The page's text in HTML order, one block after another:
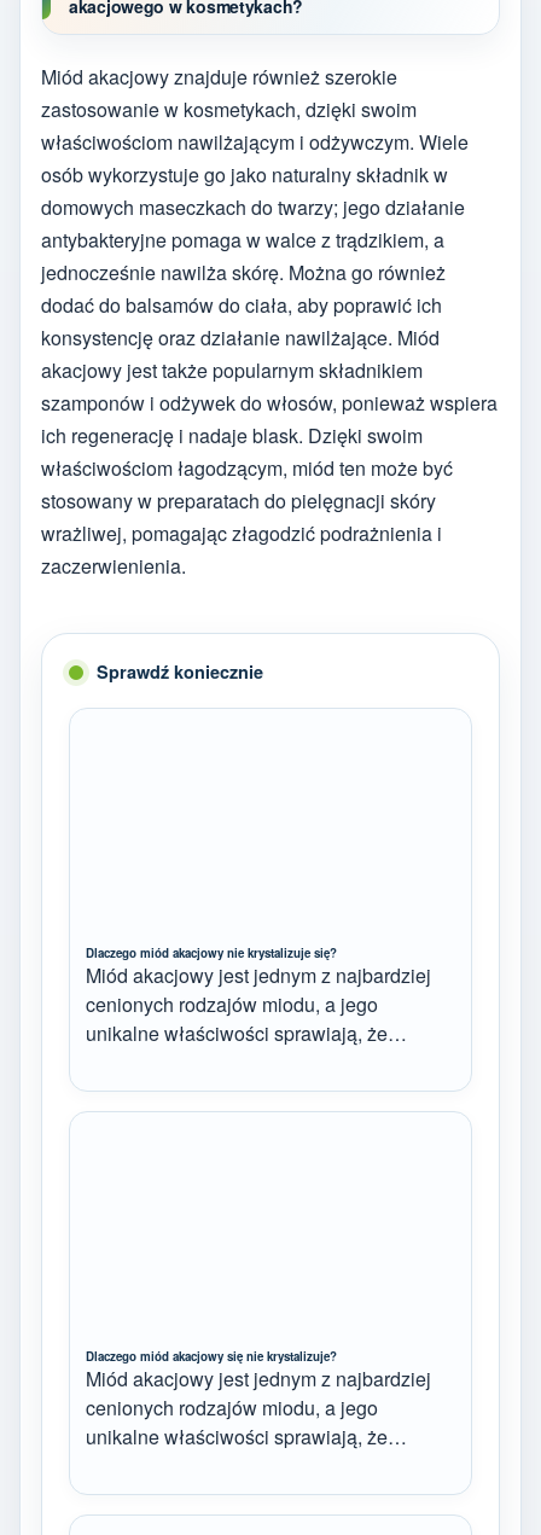
akacjowego w kosmetykach?
Miód akacjowy znajduje również szerokie
zastosowanie w kosmetykach, dzięki swoim
właściwościom nawilżającym i odżywczym. Wiele
osób wykorzystuje go jako naturalny składnik w
domowych maseczkach do twarzy; jego działanie
antybakteryjne pomaga w walce z trądzikiem, a
jednocześnie nawilża skórę. Można go również
dodać do balsamów do ciała, aby poprawić ich
konsystencję oraz działanie nawilżające. Miód
akacjowy jest także popularnym składnikiem
szamponów i odżywek do włosów, ponieważ wspiera
ich regenerację i nadaje blask. Dzięki swoim
właściwościom łagodzącym, miód ten może być
stosowany w preparatach do pielęgnacji skóry
wrażliwej, pomagając złagodzić podrażnienia i
zaczerwienienia.
Sprawdź koniecznie
Dlaczego miód akacjowy nie krystalizuje się?
Miód akacjowy jest jednym z najbardziej
cenionych rodzajów miodu, a jego
unikalne właściwości sprawiają, że…
Dlaczego miód akacjowy się nie krystalizuje?
Miód akacjowy jest jednym z najbardziej
cenionych rodzajów miodu, a jego
unikalne właściwości sprawiają, że…